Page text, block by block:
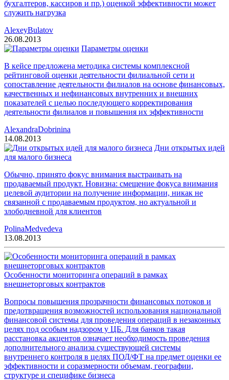
бухгалтеров, кассиров и пр.) оценкой эффективности может
служить нагрузка
AlexeyBulatov
26.08.2013
Параметры оценки
В кейсе предложена методика системы комплексной
рейтинговой оценки деятельности филиальной сети и
сопоставление деятельности филиалов на основе финансовых,
качественных и нефинансовых внутренних и внешних
показателей с целью последующего корректирования
деятельности филиалов и повышения их эффективности
AlexandraDobrinina
14.08.2013
Дни открытых идей
для малого бизнеса
Обычно, принято фокус внимания выстраивать на
продаваемый продукт. Новизна: смещение фокуса внимания
целевой аудитории на получение информации, никак не
связанной с продаваемым продуктом, но актуальной и
злободневной для клиентов
PolinaMedvedeva
13.08.2013
Особенности мониторинга операций в рамках
внешнеторговых контрактов
Вопросы повышения прозрачности финансовых потоков и
предотвращения возможностей использования национальной
финансовой системы для проведения операций в незаконных
целях под особым надзором у ЦБ. Для банков такая
расстановка акцентов означает необходимость проведения
дополнительного анализа существующей системы
внутреннего контроля в целях ПОД/ФТ на предмет оценки ее
эффективности и соразмерности объемам, географии,
структуре и специфике бизнеса